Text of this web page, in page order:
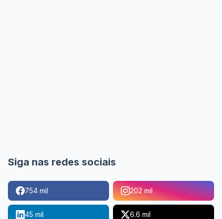
Siga nas redes sociais
754 mil 202 mil
45 mil 6.6 mil